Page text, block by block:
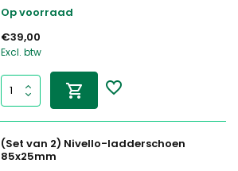
Op voorraad
€39,00
Excl. btw
(Set van 2) Nivello-ladderschoen
85x25mm